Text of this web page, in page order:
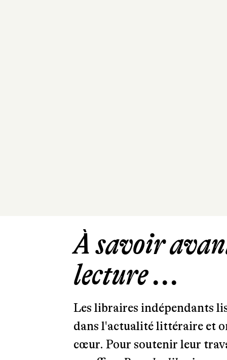
À savoir
lecture ...
Les libraires indépendants
dans l'actualité littéraire et
cœur. Pour soutenir leur